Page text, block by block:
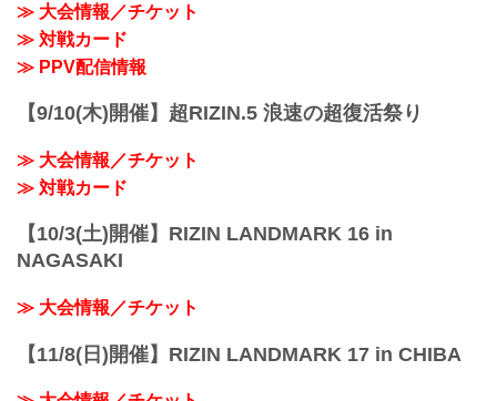
≫ 大会情報／チケット
≫ 対戦カード
≫ PPV配信情報
【9/10(木)開催】超RIZIN.5 浪速の超復活祭り
≫ 大会情報／チケット
≫ 対戦カード
【10/3(土)開催】RIZIN LANDMARK 16 in
NAGASAKI
≫ 大会情報／チケット
【11/8(日)開催】RIZIN LANDMARK 17 in CHIBA